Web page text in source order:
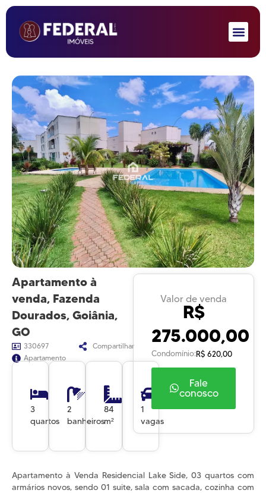
Apartamento à
venda, Fazenda
Dourados, Goiânia,
GO
330697
Apartamento
Compartilhar
3
quartos
2
banheiros
84
m²
1
vagas
Valor de venda
R$
275.000,00
Condomínio:R$ 620,00
Fale
conosco
Apartamento à Venda Residencial Lake Side, 03 quartos com
armários novos, sendo 01 suite, sala com sacada, cozinha com